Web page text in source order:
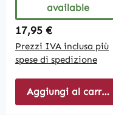
available
Regular price:
17,95 €
Prezzi IVA inclusa più
spese di spedizione
Aggiungi al carrello